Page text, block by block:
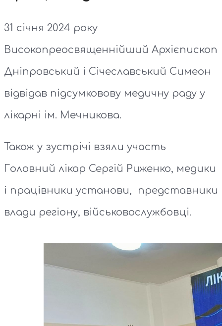
31 січня 2024 року
Високопреосвященнійший Архієпископ
Дніпровський і Січеславський Симеон
відвідав підсумковову медичну раду у
лікарні ім. Мечникова.
Також у зустрічі взяли участь
Головний лікар Сергій Риженко, медики
і працівники установи, представники
влади регіону, військовослужбовці.